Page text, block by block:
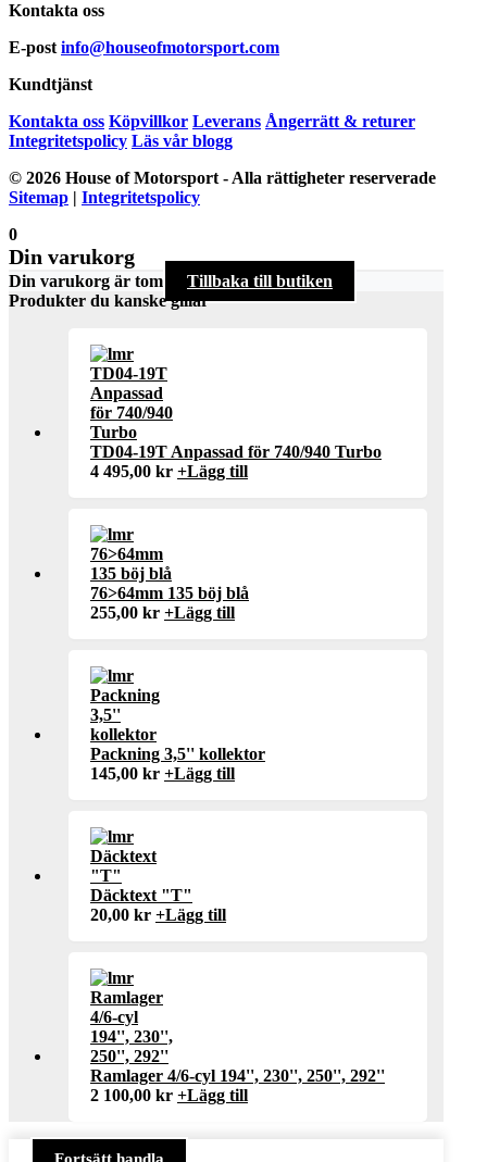
Kontakta oss
E-post info@houseofmotorsport.com
Kundtjänst
Kontakta oss Köpvillkor Leverans Ångerrätt & returer
Integritetspolicy Läs vår blogg
© 2026 House of Motorsport - Alla rättigheter reserverade
Sitemap | Integritetspolicy
0
Din varukorg
Din varukorg är tom
Tillbaka till butiken
Produkter du kanske gillar
TD04-19T Anpassad för 740/940 Turbo
4 495,00 kr +Lägg till
76>64mm 135 böj blå
255,00 kr +Lägg till
Packning 3,5'' kollektor
145,00 kr +Lägg till
Däcktext "T"
20,00 kr +Lägg till
Ramlager 4/6-cyl 194'', 230'', 250'', 292''
2 100,00 kr +Lägg till